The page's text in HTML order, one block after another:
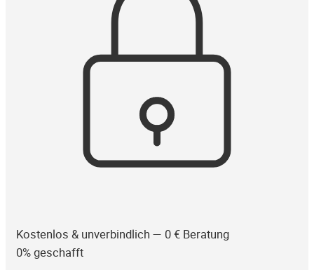
Kostenlos & unverbindlich — 0 € Beratung
0% geschafft